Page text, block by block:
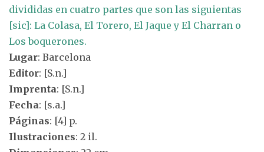
divididas en cuatro partes que son las siguientas
[sic]: La Colasa, El Torero, El Jaque y El Charran o
Los boquerones.
Lugar: Barcelona
Editor: [S.n.]
Imprenta: [S.n.]
Fecha: [s.a.]
Páginas: [4] p.
Ilustraciones: 2 il.